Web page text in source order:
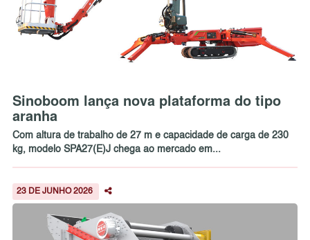
Sinoboom lança nova plataforma do tipo
aranha
Com altura de trabalho de 27 m e capacidade de carga de 230
kg, modelo SPA27(E)J chega ao mercado em...
23 DE JUNHO 2026